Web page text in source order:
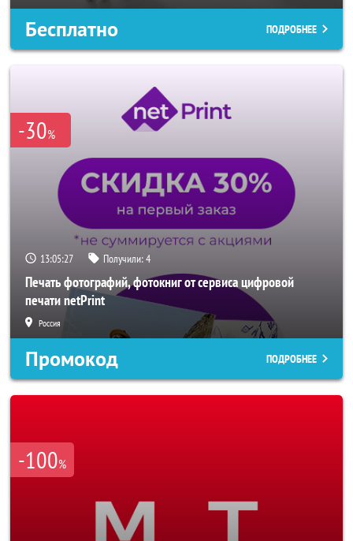
Бесплатно ПОДРОБНЕЕ
-30%
13:05:25 Получили:4
Печать фотографий, фотокниг от сервиса цифровой
печати netPrint
Россия
Промокод ПОДРОБНЕЕ
-100%